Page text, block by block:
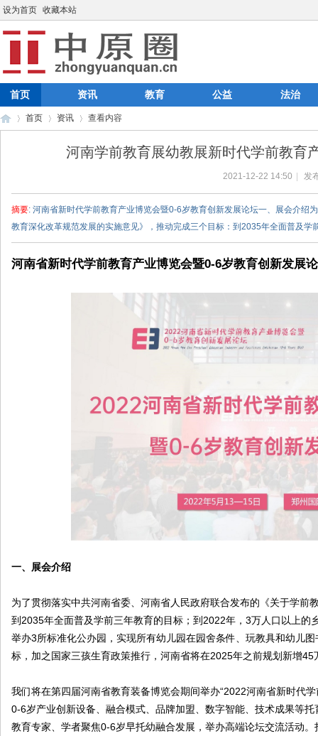
设为首页 收藏本站
首页 资讯 教育 公益 法治
首页 资讯 查看内容
河南学前教育展幼教展新时代学前教育
2021-12-22 14:50 发
摘要: 河南省新时代学前教育产业博览会暨0-6岁教育创新发展论坛一、展会介绍
教育深化改革规范发展的实施意见》，推动完成三个目标：到2035年全面普及学
河南省新时代学前教育产业博览会暨0-6岁教育创新发展
一、展会介绍
为了贯彻落实中共河南省委、河南省人民政府联合发布的《关于学前
到2035年全面普及学前三年教育的目标；到2022年，3万人口以上
举办3所标准化公办园，实现所有幼儿园在园舍条件、玩教具和幼儿
标，加之国家三孩生育政策推行，河南省将在2025年之前规划新增
我们将在第四届河南省教育装备博览会期间举办“2022河南省新时代
0-6岁产业创新设备、融合模式、品牌加盟、数字智能、技术成果等
教育专家、学者聚焦0-6岁早托幼融合发展，举办高端论坛交流活动